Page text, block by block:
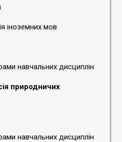
іноземних мов
навчальних дисциплін
природничих
навчальних дисциплін